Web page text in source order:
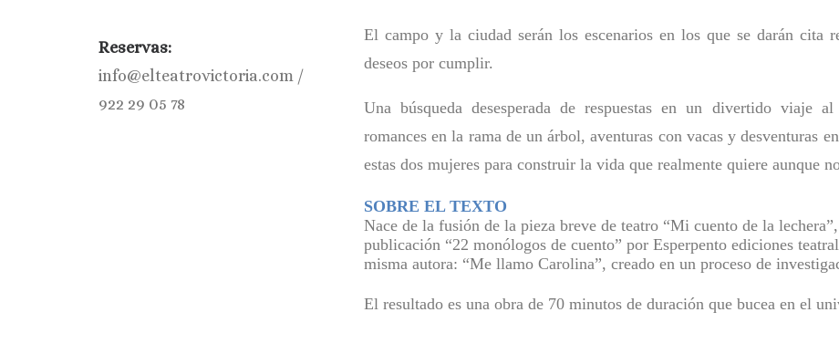
Reservas:
info@elteatrovictoria.com /
922 29 05 78
El campo y la ciudad serán los escenarios en los que se darán cita
deseos por cumplir.
Una búsqueda desesperada de respuestas en un divertido viaje
romances en la rama de un árbol, aventuras con vacas y desventuras
estas dos mujeres para construir la vida que realmente quiere aunque
SOBRE EL TEXTO
Nace de la fusión de la pieza breve de teatro “Mi cuento de la
publicación “22 monólogos de cuento” por Esperpento ediciones
misma autora: “Me llamo Carolina”, creado en un proceso de
El resultado es una obra de 70 minutos de duración que bucea en el